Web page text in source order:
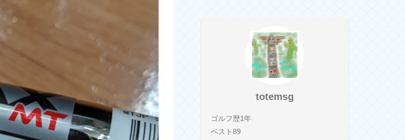
totemsg
ゴルフ歴1年
ベスト89